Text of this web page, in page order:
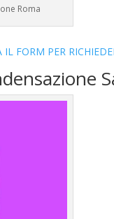
Roma
FORM PER